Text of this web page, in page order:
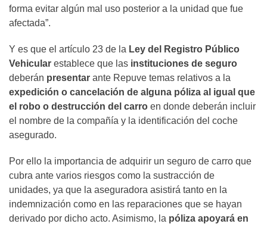
forma evitar algún mal uso posterior a la unidad que fue
afectada”.
Y es que el artículo 23 de la Ley del Registro Público
Vehicular establece que las instituciones de seguro
deberán presentar ante Repuve temas relativos a la
expedición o cancelación de alguna póliza al igual que
el robo o destrucción del carro en donde deberán incluir
el nombre de la compañía y la identificación del coche
asegurado.
Por ello la importancia de adquirir un seguro de carro que
cubra ante varios riesgos como la sustracción de
unidades, ya que la aseguradora asistirá tanto en la
indemnización como en las reparaciones que se hayan
derivado por dicho acto. Asimismo, la póliza apoyará en